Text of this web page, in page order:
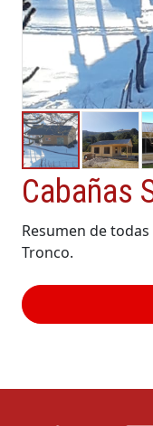
Cabañas
Resumen de
Tronco.